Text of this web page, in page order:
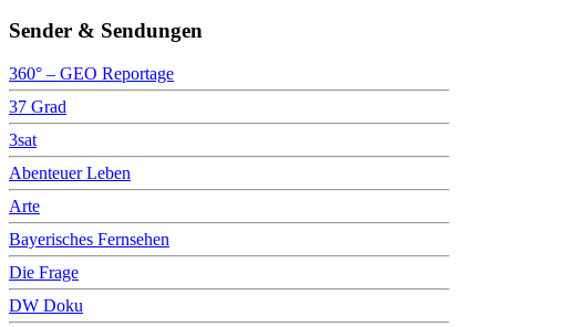
Sender & Sendungen
360° – GEO Reportage
37 Grad
3sat
Abenteuer Leben
Arte
Bayerisches Fernsehen
Die Frage
DW Doku